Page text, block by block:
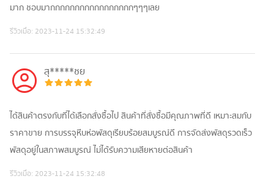
มาก ชอบมากกกกกกกกกกกกกกกกกๆๆๆเลย
รีวิวเมื่อ: 2023-11-24 15:32:49
สุ*****ชย
ได้สินค้าตรงกับที่ได้เลือกสั่งซื้อไป สินค้าที่สั่งซื้อมีคุณภาพที่ดี เหมาะสมกับ
ราคาขาย การบรรจุหีบห่อพัสดุเรียบร้อยสมบูรณ์ดี การจัดส่งพัสดุรวดเร็ว
พัสดุอยู่ในสภาพสมบูรณ์ ไม่ได้รับความเสียหายต่อสินค้า
รีวิวเมื่อ: 2023-11-24 15:32:48